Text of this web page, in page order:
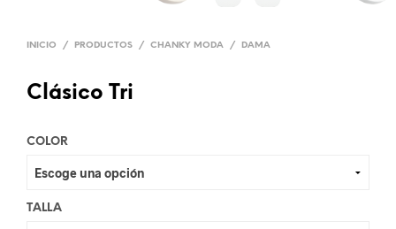
INICIO / PRODUCTOS / CHANKY MODA / DAMA
Clásico Tri
COLOR
TALLA